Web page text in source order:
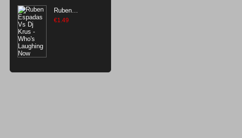
Ruben
Espadas Vs Dj
€1.49